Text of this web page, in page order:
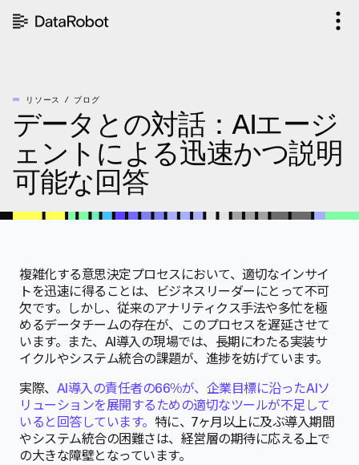
リソース ブログ
データとの対話：AIエージ
ェントによる迅速かつ説明
可能な回答
複雑化する意思決定プロセスにおいて、適切なインサイ
トを迅速に得ることは、ビジネスリーダーにとって不可
欠です。しかし、従来のアナリティクス手法や多忙を極
めるデータチームの存在が、このプロセスを遅延させて
います。また、AI導入の現場では、長期にわたる実装サ
イクルやシステム統合の課題が、進捗を妨げています。
実際、 AI導入の責任者の66%が、企業目標に沿ったAIソ
リューションを展開するための適切なツールが不足して
いると回答しています。 特に、7ヶ月以上に及ぶ導入期間
やシステム統合の困難さは、経営層の期待に応える上で
の大きな障壁となっています。